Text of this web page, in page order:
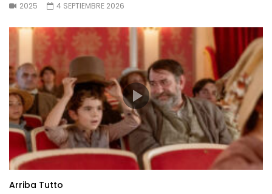
2025 4 SEPTIEMBRE 2026
Arriba Tutto